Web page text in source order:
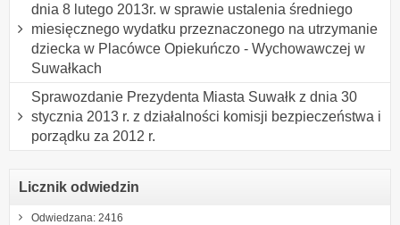
dnia 8 lutego 2013r. w sprawie ustalenia średniego
miesięcznego wydatku przeznaczonego na utrzymanie
dziecka w Placówce Opiekuńczo - Wychowawczej w
Suwałkach
Sprawozdanie Prezydenta Miasta Suwałk z dnia 30
stycznia 2013 r. z działalności komisji bezpieczeństwa i
porządku za 2012 r.
Licznik odwiedzin
Odwiedzana: 2416